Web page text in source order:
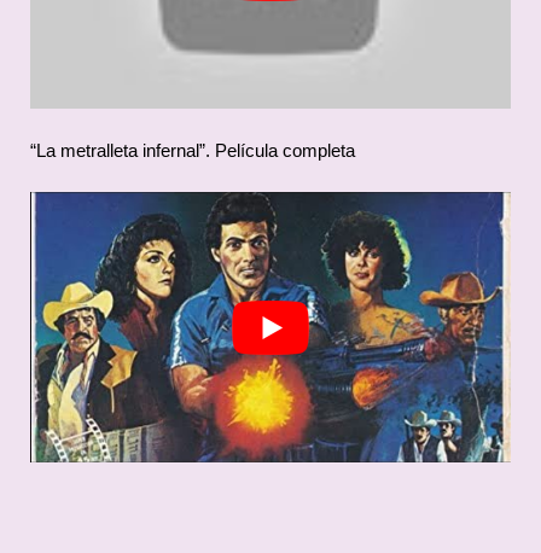
“La metralleta infernal”. Película completa